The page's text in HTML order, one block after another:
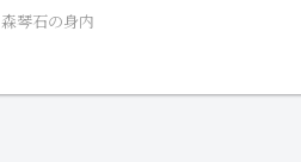
森琴石の身内